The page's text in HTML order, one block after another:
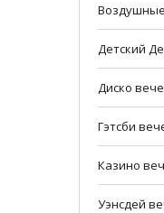
Детский
Диско
Гэтсби
Казино
Уэнсдей